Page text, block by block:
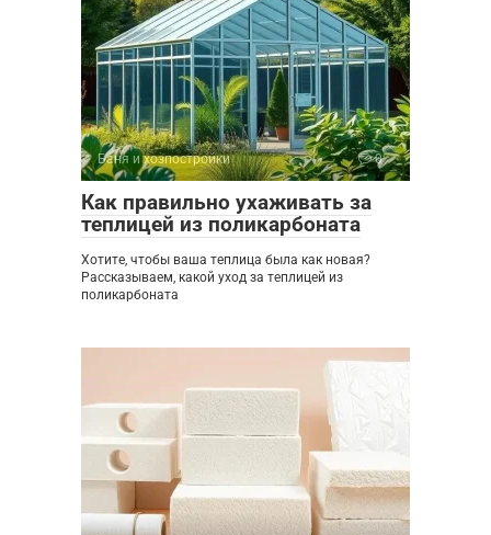
Баня и хозпостройки 0
Как правильно ухаживать за
теплицей из поликарбоната
Хотите, чтобы ваша теплица была как новая?
Рассказываем, какой уход за теплицей из
поликарбоната